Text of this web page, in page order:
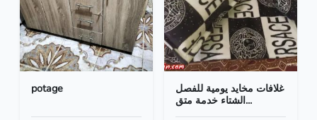
potage
غلافات مخايد يومية للفصل
الشتاء خدمة متق...